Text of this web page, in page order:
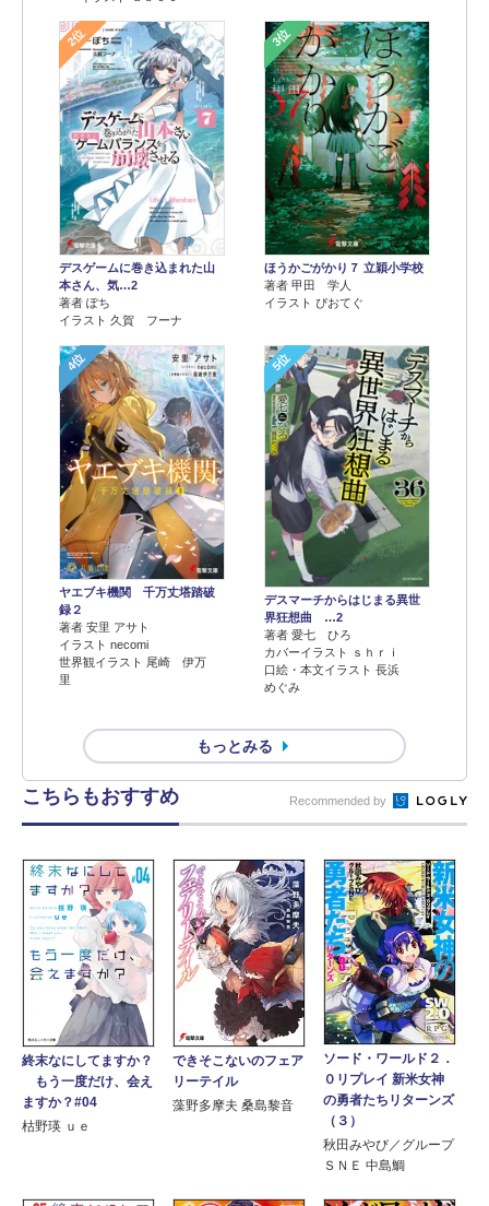
2位
デスゲームに巻き込まれた山
本さん、気…2
著者 ぽち
イラスト 久賀 フーナ
3位
ほうかごがかり７ 立穎小学校
著者 甲田 学人
イラスト ぴおてぐ
4位
ヤエブキ機関 千万丈塔踏破
録２
著者 安里 アサト
イラスト necomi
世界観イラスト 尾崎 伊万
里
5位
デスマーチからはじまる異世
界狂想曲 …2
著者 愛七 ひろ
カバーイラスト ｓｈｒｉ
口絵・本文イラスト 長浜
めぐみ
もっとみる
こちらもおすすめ Recommended by
終末なにしてますか？
もう一度だけ、会え
ますか？#04
枯野瑛 ｕｅ
できそこないのフェア
リーテイル
藻野多摩夫 桑島黎音
ソード・ワールド２．
０リプレイ 新米女神
の勇者たちリターンズ
（３）
秋田みやび／グループ
ＳＮＥ 中島鯛